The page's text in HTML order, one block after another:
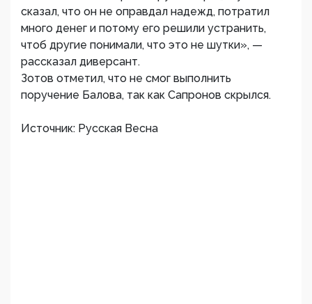
сказал, что он не оправдал надежд, потратил
много денег и потому его решили устранить,
чтоб другие понимали, что это не шутки», —
рассказал диверсант.
Зотов отметил, что не смог выполнить
поручение Балова, так как Сапронов скрылся.
Источник: Русская Весна